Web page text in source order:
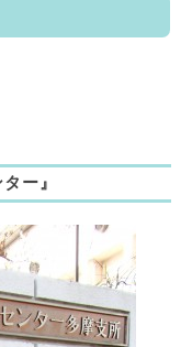
ー』